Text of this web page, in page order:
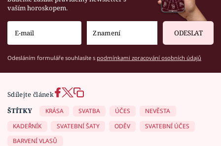
vaším horoskopem.
ODESLAT
Odesláním formuláře souhlasíte s podmínkami zpracování osobních údajů
Sdílejte článek
ŠTÍTKY
KRÁSA SVATBA ÚČES
NEVĚSTA
KADEŘNÍK
SVATEBNÍ ŠATY ODĚV
SVATEBNÍ ÚČES
BARVENÍ VLASŮ